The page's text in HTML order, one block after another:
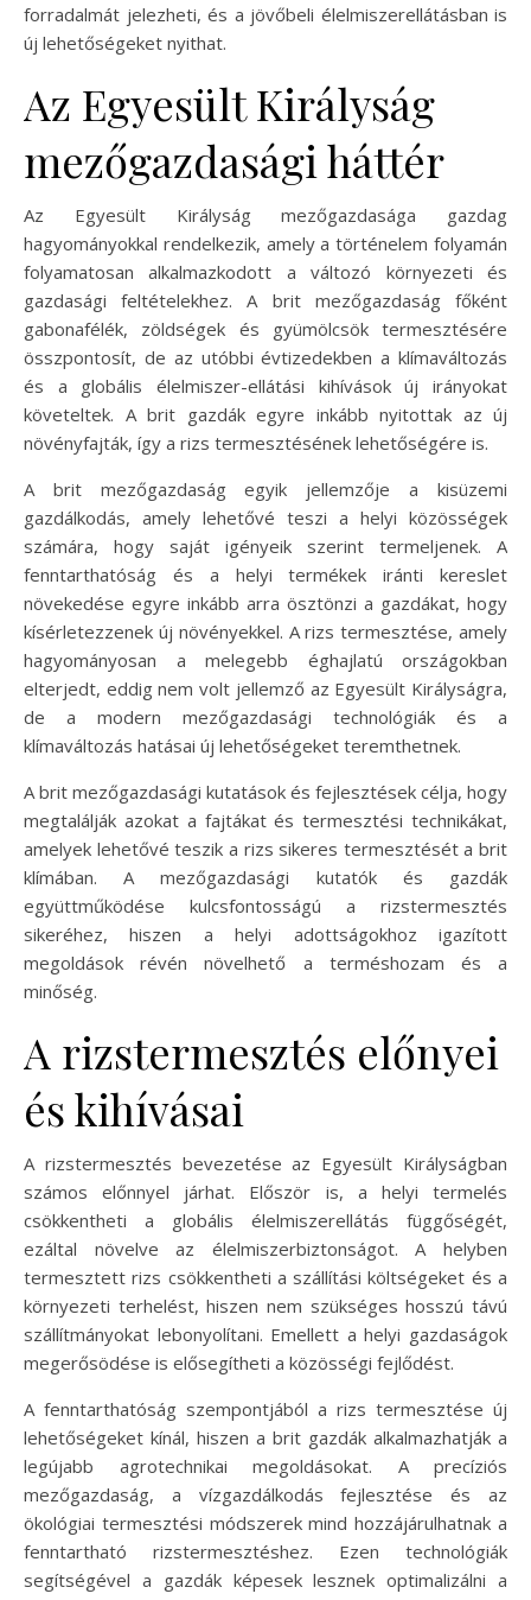
forradalmát jelezheti, és a jövőbeli élelmiszerellátásban is
új lehetőségeket nyithat.
Az Egyesült Királyság
mezőgazdasági háttér
Az Egyesült Királyság mezőgazdasága gazdag
hagyományokkal rendelkezik, amely a történelem folyamán
folyamatosan alkalmazkodott a változó környezeti és
gazdasági feltételekhez. A brit mezőgazdaság főként
gabonafélék, zöldségek és gyümölcsök termesztésére
összpontosít, de az utóbbi évtizedekben a klímaváltozás
és a globális élelmiszer-ellátási kihívások új irányokat
követeltek. A brit gazdák egyre inkább nyitottak az új
növényfajták, így a rizs termesztésének lehetőségére is.
A brit mezőgazdaság egyik jellemzője a kisüzemi
gazdálkodás, amely lehetővé teszi a helyi közösségek
számára, hogy saját igényeik szerint termeljenek. A
fenntarthatóság és a helyi termékek iránti kereslet
növekedése egyre inkább arra ösztönzi a gazdákat, hogy
kísérletezzenek új növényekkel. A rizs termesztése, amely
hagyományosan a melegebb éghajlatú országokban
elterjedt, eddig nem volt jellemző az Egyesült Királyságra,
de a modern mezőgazdasági technológiák és a
klímaváltozás hatásai új lehetőségeket teremthetnek.
A brit mezőgazdasági kutatások és fejlesztések célja, hogy
megtalálják azokat a fajtákat és termesztési technikákat,
amelyek lehetővé teszik a rizs sikeres termesztését a brit
klímában. A mezőgazdasági kutatók és gazdák
együttműködése kulcsfontosságú a rizstermesztés
sikeréhez, hiszen a helyi adottságokhoz igazított
megoldások révén növelhető a terméshozam és a
minőség.
A rizstermesztés előnyei
és kihívásai
A rizstermesztés bevezetése az Egyesült Királyságban
számos előnnyel járhat. Először is, a helyi termelés
csökkentheti a globális élelmiszerellátás függőségét,
ezáltal növelve az élelmiszerbiztonságot. A helyben
termesztett rizs csökkentheti a szállítási költségeket és a
környezeti terhelést, hiszen nem szükséges hosszú távú
szállítmányokat lebonyolítani. Emellett a helyi gazdaságok
megerősödése is elősegítheti a közösségi fejlődést.
A fenntarthatóság szempontjából a rizs termesztése új
lehetőségeket kínál, hiszen a brit gazdák alkalmazhatják a
legújabb agrotechnikai megoldásokat. A precíziós
mezőgazdaság, a vízgazdálkodás fejlesztése és az
ökológiai termesztési módszerek mind hozzájárulhatnak a
fenntartható rizstermesztéshez. Ezen technológiák
segítségével a gazdák képesek lesznek optimalizálni a